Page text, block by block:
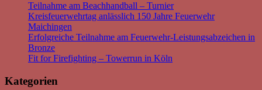
Teilnahme am Beachhandball – Turnier
Kreisfeuerwehrtag anlässlich 150 Jahre Feuerwehr
Maichingen
Erfolgreiche Teilnahme am Feuerwehr-Leistungsabzeichen in
Bronze
Fit for Firefighting – Towerrun in Köln
Kategorien